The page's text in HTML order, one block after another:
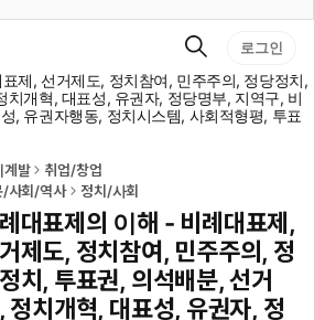
검
색
로그인
제, 선거제도, 정치참여, 민주주의, 정당정치,
치개혁, 대표성, 유권자, 정당명부, 지역구, 비
, 유권자행동, 정치시스템, 사회적형평, 투표
계발
취업/창업
/사회/역사
정치/사회
대표제의 이해 - 비례대표제,
제도, 정치참여, 민주주의, 정
치, 투표권, 의석배분, 선거
정치개혁, 대표성, 유권자, 정